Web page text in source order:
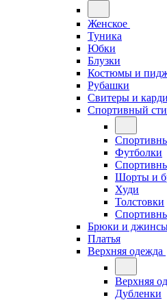
Женское
Туника
Юбки
Блузки
Костюмы и
Рубашки
Свитеры и
Спортивный
Футболки
Шорты и
Худи
Толстовки
Брюки и
Платья
Верхняя одежда
Верхняя
Дубленки